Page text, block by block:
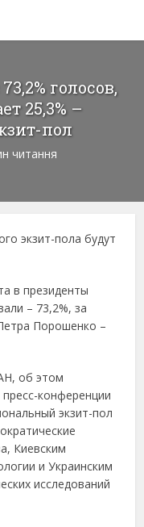
голосов,
25,3% –
пол
читання
экзит-пола будут
в президенты
– 73,2%, за
Порошенко –
об этом
конференции
экзит-пол
Киевским
и Украинским
исследований